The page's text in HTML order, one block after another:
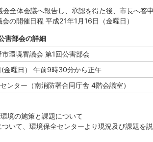
全体会議へ報告し、承認を得た後、市長へ答申
の開催日程 平成21年1月16日（金曜日）
害部会の詳細
環境審議会 第1回公害部会
曜日） 午前9時30分から正午
ンター（南消防署合同庁舎 4階会議室）
境の施策と課題について
いて、環境保全センターより現況及び課題を